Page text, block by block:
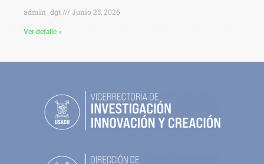
admin_dgt Junio 25, 2026
Ver detalle »